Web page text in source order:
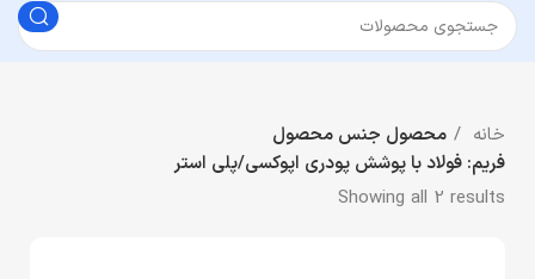
خانه
محصول جنس محصول
فریم: فولاد با پوشش پودری اپوکسی/پلی استر
Showing all 2 results